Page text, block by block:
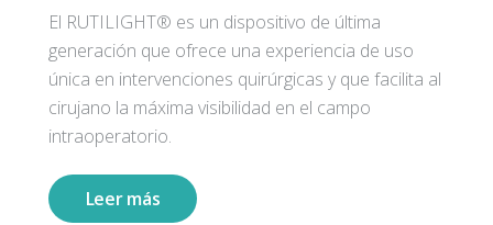
El RUTILIGHT® es un dispositivo de última
generación que ofrece una experiencia de uso
única en intervenciones quirúrgicas y que facilita al
cirujano la máxima visibilidad en el campo
intraoperatorio.
Leer más